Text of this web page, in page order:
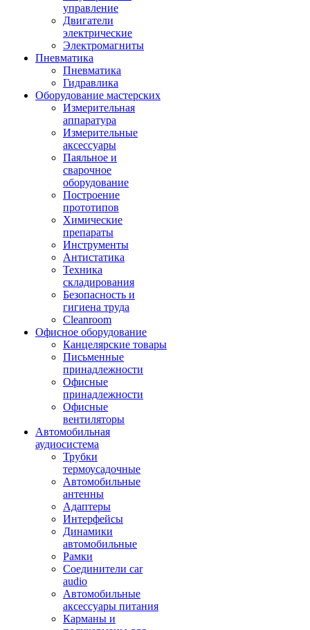
управление
Двигатели
электрические
Электромагниты
Пневматика
Пневматика
Гидравлика
Оборудование мастерских
Измерительная
аппаратура
Измерительные
аксессуары
Паяльное и
сварочное
оборудование
Построение
прототипов
Химические
препараты
Инструменты
Aнтистатика
Техника
складирования
Безопасность и
гигиена труда
Cleanroom
Офисное оборудование
Канцелярские товары
Письменные
принадлежности
Офисные
принадлежности
Офисные
вентиляторы
Автомобильная
аудиосистема
Трубки
термоусадочные
Автомобильные
антенны
Адаптеры
Интерфейсы
Динамики
автомобильные
Рамки
Соединители car
audio
Автомобильные
аксессуары питания
Карманы и